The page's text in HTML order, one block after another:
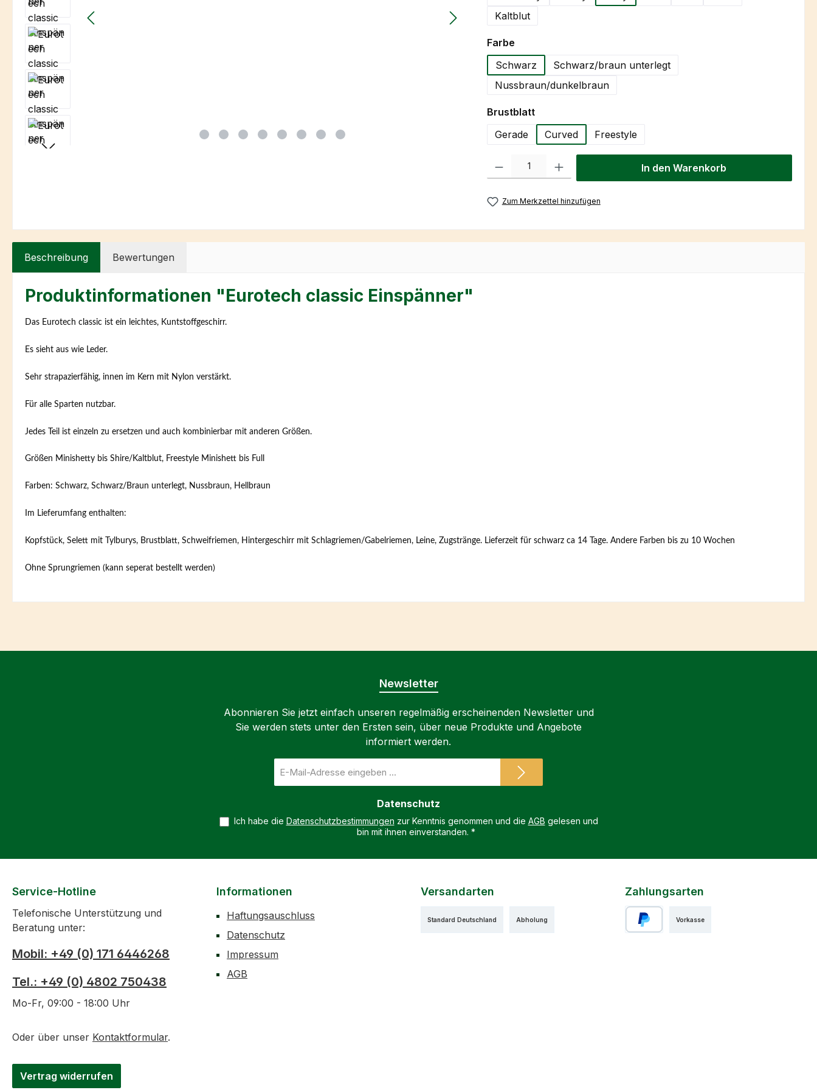
Kaltblut
Farbeauswählen
Schwarz
Schwarz/braun unterlegt
Nussbraun/dunkelbraun
Brustblattauswählen
Gerade
Curved Freestyle
Produkt Anzahl: Gib den gewünschten Wert ein oder benutze die Schaltflächen
In den Warenkorb
Zum Merkzettel hinzufügen
Beschreibung Bewertungen
Produktinformationen "Eurotech classic Einspänner"
Das Eurotech classic ist ein leichtes, Kuntstoffgeschirr.
Es sieht aus wie Leder.
Sehr strapazierfähig, innen im Kern mit Nylon verstärkt.
Für alle Sparten nutzbar.
Jedes Teil ist einzeln zu ersetzen und auch kombinierbar mit anderen Größen.
Größen Minishetty bis Shire/Kaltblut, Freestyle Minishett bis Full
Farben: Schwarz, Schwarz/Braun unterlegt, Nussbraun, Hellbraun
Im Lieferumfang enthalten:
Kopfstück, Selett mit Tylburys, Brustblatt, Schweifriemen, Hintergeschirr mit Schlagriemen/Gabelriemen, Leine, Zugstränge. Lieferzeit für schwarz ca 14 Tage. Andere Farben bis zu 10 Wochen
Ohne Sprungriemen (kann seperat bestellt werden)
Newsletter
Abonnieren Sie jetzt einfach unseren regelmäßig erscheinenden Newsletter und
Sie werden stets unter den Ersten sein, über neue Produkte und Angebote
informiert werden.
Mail-
Datenschutz
Ich habe die Datenschutzbestimmungen zur Kenntnis genommen und die AGB gelesen und
bin mit ihnen einverstanden. *
Service-Hotline
Telefonische Unterstützung und
Beratung unter:
Mobil: +49 (0) 171 6446268
Tel.: +49 (0) 4802 750438
Mo-Fr, 09:00 - 18:00 Uhr
Oder über unser Kontaktformular.
Vertrag widerrufen
Informationen
Haftungsauschluss
Datenschutz
Impressum
AGB
Versandarten
Standard Deutschland Abholung
Zahlungsarten
Vorkasse